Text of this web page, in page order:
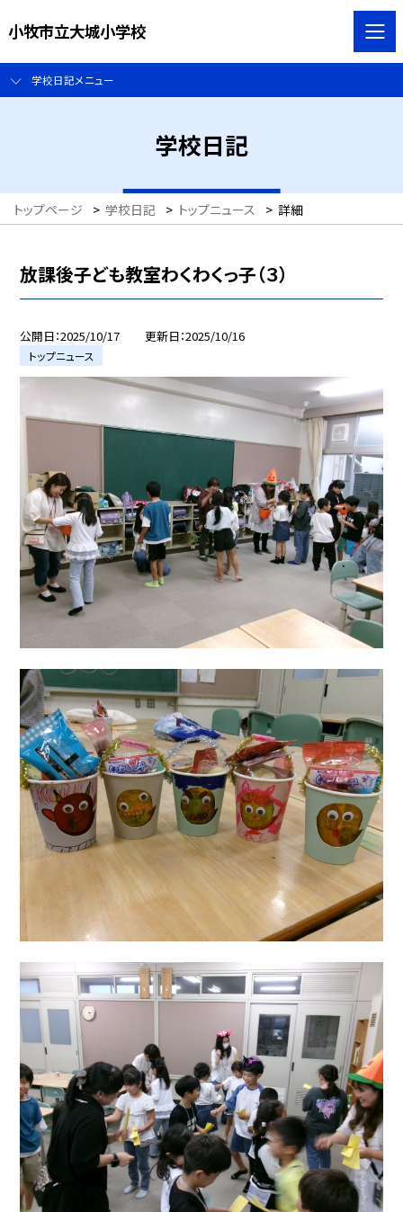
小牧市立大城小学校
学校日記メニュー
学校日記
トップページ > 学校日記 > トップニュース > 詳細
放課後子ども教室わくわくっ子（３）
公開日 2025/10/17 更新日 2025/10/16
トップニュース